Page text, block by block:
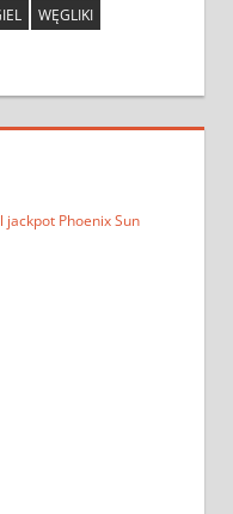
WĘGLIKI
Phoenix Sun